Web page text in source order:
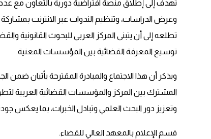
تهدف إلى إطلاق منصة افتراضية دورية بالتعاون مع
وعرض الدراسات، وتنظيم الندوات عبر الانترنت
تطلعه إلى أن يتبنى المركز العربي للبحوث القانونية
توسيع المعرفة القضائية بين المؤسسات المعنية.
ويذكر أن هذا الاجتماع والمبادرة المقترحة يأتيان ضمن
المشترك بين المركز والمؤسسات القضائية العربية
وتعزيز دور البحث العلمي وتبادل الخبرات، بما يعكس
قسم الإعلام بالمعهد العالي للقضاء.